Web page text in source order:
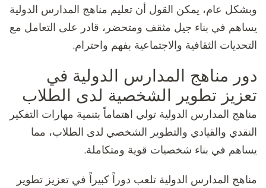
وبشكل عام، يمكن القول أن تعليم مناهج المدارس الدولية
يساهم في بناء جيل مثقف ومتحضر، قادر على التعامل مع
التحديات الثقافية والاجتماعية بفهم واحترام.
دور مناهج المدارس الدولية في
تعزيز تطوير الشخصية لدى الطلاب
مناهج المدارس الدولية تولي اهتماماً بتنمية مهارات التفكير
النقدي والقيادي والتطوير الشخصي لدى الطلاب، مما
يساهم في بناء شخصيات قوية ومتكاملة.
مناهج المدارس الدولية تلعب دوراً كبيراً في تعزيز تطوير